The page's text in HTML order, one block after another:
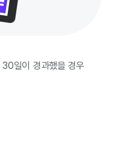
일이 경과했을 경우